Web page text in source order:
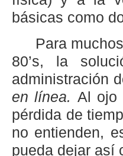
básicas como
Para
80’s, la
administración
en línea. Al ojo
pérdida de
no entienden,
pueda dejar así